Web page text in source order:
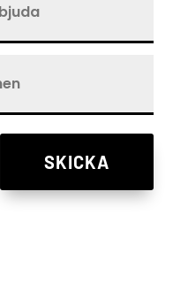
SKICKA